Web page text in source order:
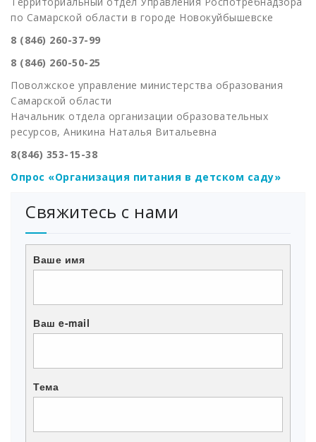
по Самарской области в городе Новокуйбышевске
8 (846) 260-37-99
8 (846) 260-50-25
Поволжское управление министерства образования
Самарской области
Начальник отдела организации образовательных
ресурсов, Аникина Наталья Витальевна
8(846) 353-15-38
Опрос «Организация питания в детском саду»
Свяжитесь с нами
Ваше имя
Ваш e-mail
Тема